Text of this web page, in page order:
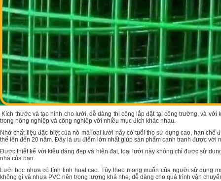
Kích thước và tạo hình cho lưới, dễ dàng thi công lắp đặt tại công trường, và
trong nông nghiệp và công nghiệp với nhiều mục đích khác nhau.
Nhờ chất liệu đặc biệt của nó mà loại lưới này có tuổi thọ sử dụng cao, hạn
thể lên đến 20 năm. Đây là ưu điểm lớn nhất giúp sản phẩm cạnh tranh được với
Được thiết kế với kiểu dáng đẹp và hiện đại, loại lưới này không chỉ được sử
nhà của bạn.
Lưới bọc nhựa có tính linh hoạt cao. Tùy theo mong muốn của người sử dụng
không gỉ và nhựa PVC nên trọng lượng khá nhẹ, dễ dàng cho quá trình vận